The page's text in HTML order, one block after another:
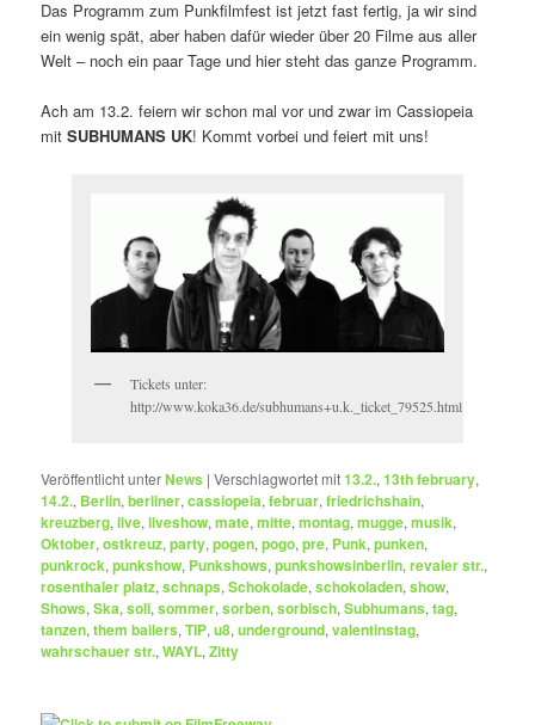
Das Programm zum Punkfilmfest ist jetzt fast fertig, ja wir sind
ein wenig spät, aber haben dafür wieder über 20 Filme aus aller
Welt – noch ein paar Tage und hier steht das ganze Programm.
Ach am 13.2. feiern wir schon mal vor und zwar im Cassiopeia
mitSUBHUMANS UK! Kommt vorbei und feiert mit uns!
Tickets unter:
http://www.koka36.de/subhumans+u.k._ticket_79525.html
Veröffentlicht unterNews |Verschlagwortet mit13.2.,13th february,
14.2., Berlin,berliner,cassiopeia,februar,friedrichshain,
kreuzberg,live,liveshow,mate,mitte,montag,mugge,musik,
Oktober,ostkreuz,party,pogen,pogo,pre, Punk,punken,
punkrock,punkshow, Punkshows,punkshowsinberlin,revaler str.,
rosenthaler platz,schnaps,Schokolade,schokoladen,show,
Shows,Ska,soli,sommer,sorben,sorbisch,Subhumans,tag,
tanzen,them bailers,TIP,u8,underground,valentinstag,
wahrschauer str.,WAYL,Zitty